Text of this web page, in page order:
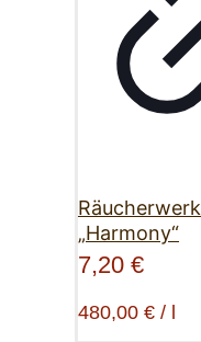
Räucherwerk
„Harmony“
7,20 €
480,00 € /